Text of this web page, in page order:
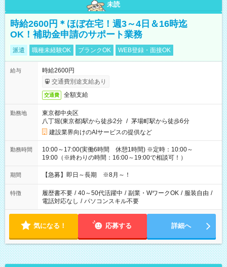
未読
時給2600円＊ほぼ在宅！週3～4日＆16時迄
OK！補助金申請のサポート業務
派遣 職種未経験OK ブランクOK WEB登録・面接OK
給与
時給2600円
交通費別途支給あり
交通費 全額支給
勤務地
東京都中央区
八丁堀(東京都)駅から徒歩2分 / 茅場町駅から徒歩6分
建設業界向けのAIサービスの提供など
勤務時間
10:00～17:00(実働6時間 休憩1時間) ※定時：10:00～
19:00（※終わりの時間：16:00～19:00で相談可！）
期間 【急募】即日～長期 ※8月～！
特徴 履歴書不要 / 40～50代活躍中 / 副業・WワークOK / 服装自由 /
電話対応なし / パソコンスキル不要
気になる！ 応募する 詳細へ